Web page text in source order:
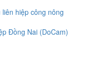
hiệp công nông
Đồng Nai (DoCam)